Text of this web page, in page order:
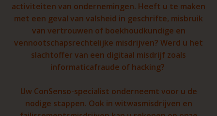
activiteiten van ondernemingen. Heeft u te maken
met een geval van valsheid in geschrifte, misbruik
van vertrouwen of boekhoudkundige en
vennootschapsrechtelijke misdrijven? Werd u het
slachtoffer van een digitaal misdrijf zoals
informaticafraude of hacking?
Uw ConSenso-specialist onderneemt voor u de
nodige stappen. Ook in witwasmisdrijven en